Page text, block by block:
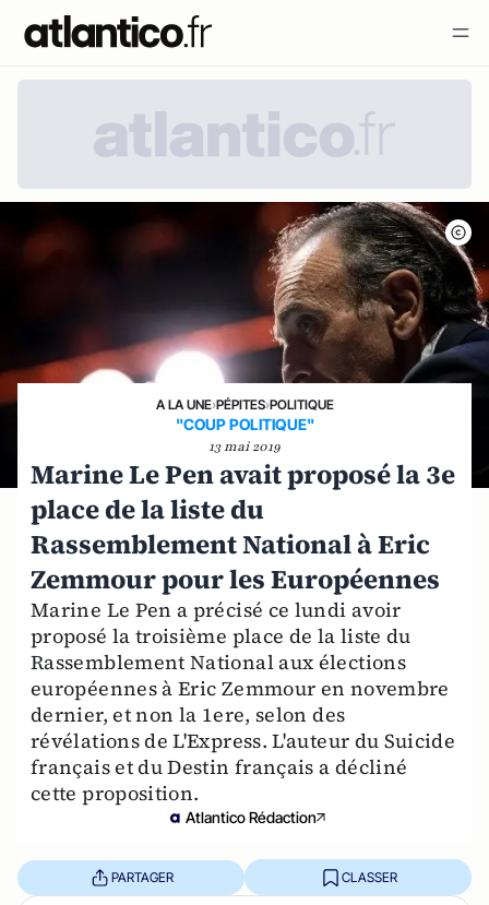
A LA UNE›PÉPITES›POLITIQUE
"COUP POLITIQUE"
13 mai 2019
Marine Le Pen avait proposé la 3e
place de la liste du
Rassemblement National à Eric
Zemmour pour les Européennes
Marine Le Pen a précisé ce lundi avoir
proposé la troisième place de la liste du
Rassemblement National aux élections
européennes à Eric Zemmour en novembre
dernier, et non la 1ere, selon des
révélations de L'Express. L'auteur du Suicide
français et du Destin français a décliné
cette proposition.
Atlantico Rédaction
PARTAGER CLASSER